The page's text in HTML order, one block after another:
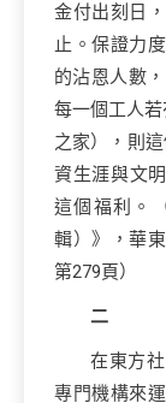
金付出刻日
止。保證力
的沾恩人數
每一個工人
之家），則
資生涯與文
這個福利。
輯）》，華
第279頁）
二
在東方
專門機構來